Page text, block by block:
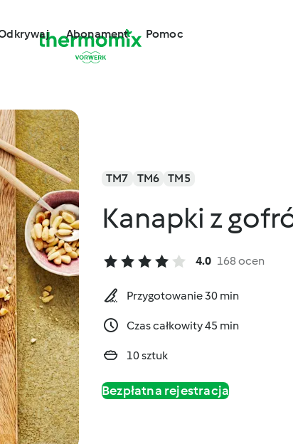
Abonament Pomoc
TM7 TM6 TM5
Kanapki z
4.0 168 ocen
Przygotowanie 30 min
Czas całkowity 45 min
10 sztuk
Bezpłatna rejestracja